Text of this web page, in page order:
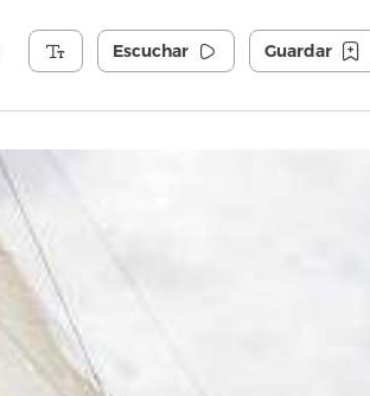
Escuchar Guardar